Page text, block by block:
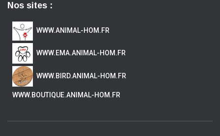
Nos sites :
WWW.ANIMAL-HOM.FR
WWW.EMA.ANIMAL-HOM.FR
WWW.BIRD.ANIMAL-HOM.FR
WWW.BOUTIQUE.ANIMAL-HOM.FR